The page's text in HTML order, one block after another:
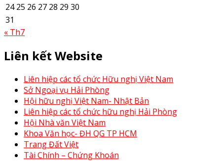
24 25 26 27 28 29 30
31
« Th7
Liên kết Website
Liên hiệp các tổ chức Hữu nghị Việt Nam
Sở Ngoại vụ Hải Phòng
Hội hữu nghị Việt Nam- Nhật Bản
Liên hiệp các tổ chức hữu nghị Hải Phòng
Hội Nhà văn Việt Nam
Khoa Văn học- ĐH QG TP HCM
Trang Đất Việt
Tài Chính – Chứng Khoán